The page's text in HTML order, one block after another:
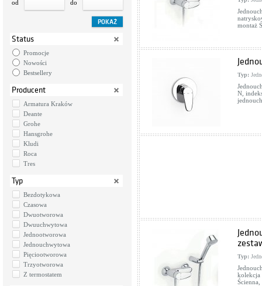
od do
Status
Promocje
Nowości
Bestsellery
Producent
Armatura Kraków
Deante
Grohe
Hansgrohe
Kludi
Roca
Tres
Typ
Bezdotykowa
Czasowa
Dwuotworowa
Dwuuchwytowa
Jednootworowa
Jednouchwytowa
Pięciootworowa
Trzyotworowa
Z termostatem
montaż
Typ:
N,
Typ:
kolekcja